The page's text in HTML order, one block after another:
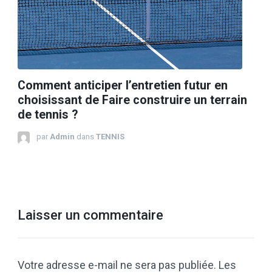
Comment anticiper l’entretien futur en
choisissant de Faire construire un terrain
de tennis ?
par Admin dans TENNIS
Laisser un commentaire
Votre adresse e-mail ne sera pas publiée. Les